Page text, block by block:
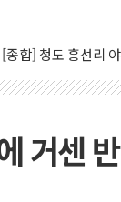
한미 법카 제보자 "
라인게임즈, '콰이어
네이버, AI 브리핑 도
거센